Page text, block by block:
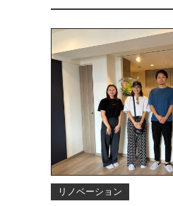
リノベーション